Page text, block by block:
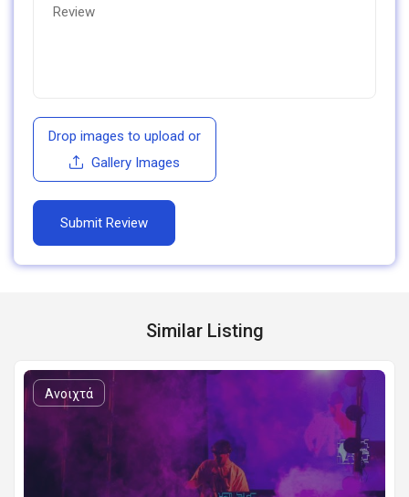
Drop images to upload or
Gallery Images
Similar Listing
Ανοιχτά